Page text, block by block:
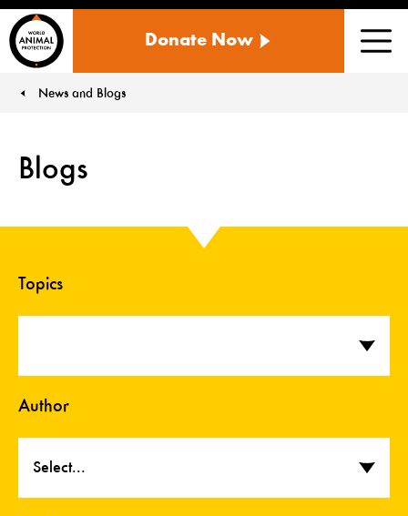
ANIMAL
US
Donate Now
News and Blogs
Blogs
Topics
Author
Select...